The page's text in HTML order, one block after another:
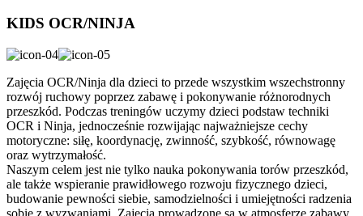
KIDS OCR/NINJA
Zajęcia OCR/Ninja dla dzieci to przede wszystkim wszechstronny
rozwój ruchowy poprzez zabawę i pokonywanie różnorodnych
przeszkód. Podczas treningów uczymy dzieci podstaw techniki
OCR i Ninja, jednocześnie rozwijając najważniejsze cechy
motoryczne: siłę, koordynację, zwinność, szybkość, równowagę
oraz wytrzymałość.
Naszym celem jest nie tylko nauka pokonywania torów przeszkód,
ale także wspieranie prawidłowego rozwoju fizycznego dzieci,
budowanie pewności siebie, samodzielności i umiejętności radzenia
sobie z wyzwaniami. Zajęcia prowadzone są w atmosferze zabawy,